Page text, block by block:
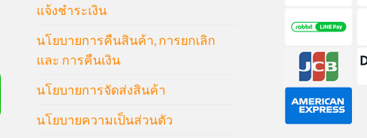
แจ้งชำระเงิน
นโยบายการคืนสินค้า, การยกเลิก
และ การคืนเงิน
นโยบายการจัดส่งสินค้า
นโยบายความเป็นส่วนตัว